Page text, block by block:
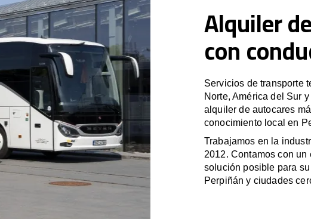
Alquiler
con
Servicios de transporte
Norte, América del Sur
alquiler de autocares
conocimiento local en
Trabajamos en la
2012. Contamos con
solución posible para
Perpiñán y ciudades